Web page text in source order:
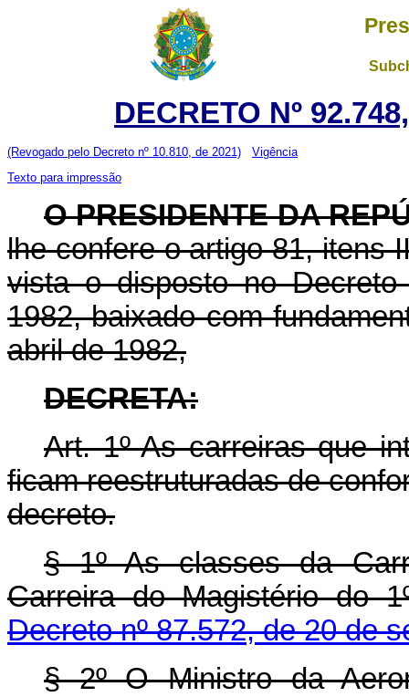
DECRETO Nº
(Revogado pelo Decreto nº 10.810, de 2021)
Vigência
Texto para impressão
O PRESIDENTE DA
lhe confere o artigo 81, itens
vista o disposto no
1982, baixado com
abril de 1982,
DECRETA:
Art. 1º As carreiras que
ficam reestruturadas de
decreto.
§ 1º As classes da
Carreira do Magistério do
Decreto nº 87.572, de 20 de
§ 2º O Ministro da